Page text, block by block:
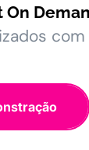
On